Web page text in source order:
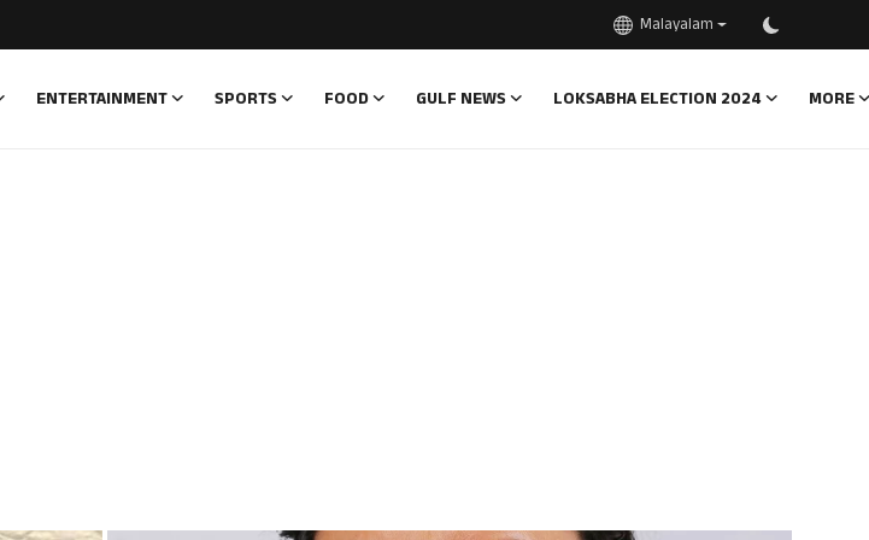
Malayalam
ENTERTAINMENT SPORTS FOOD GULF NEWS LOKSABHA ELECTION 2024 MORE